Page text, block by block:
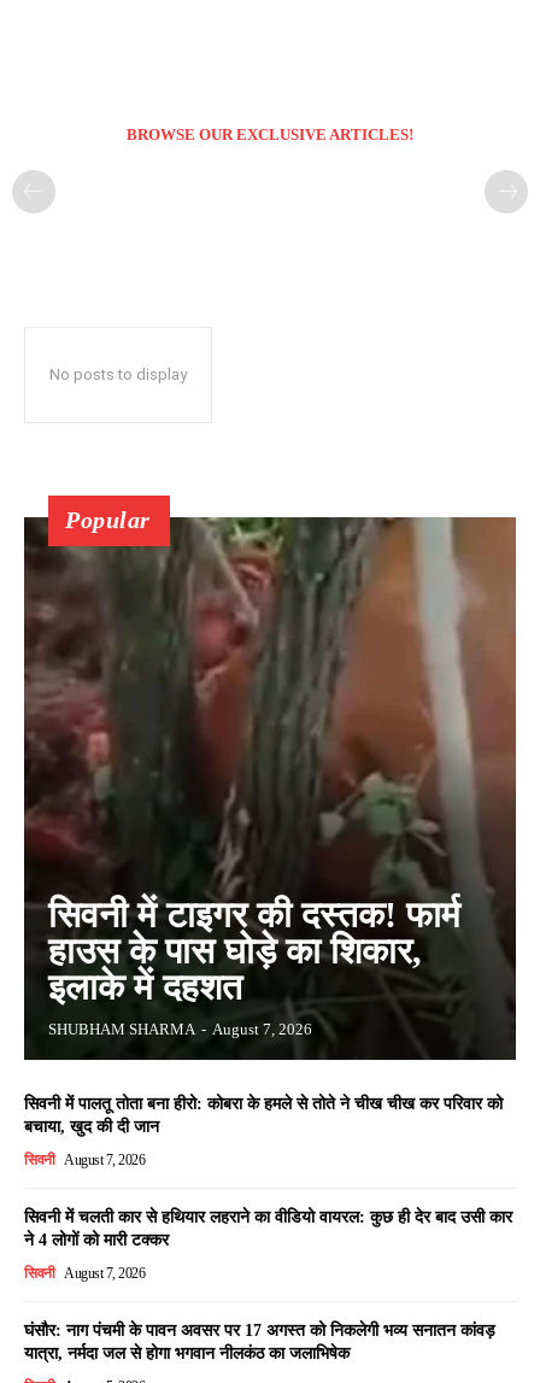
BROWSE OUR EXCLUSIVE ARTICLES!
No posts to display
Popular
सिवनी में टाइगर की दस्तक! फार्म
हाउस के पास घोड़े का शिकार,
इलाके में दहशत
SHUBHAM SHARMA - August 7, 2026
सिवनी में पालतू तोता बना हीरो: कोबरा के हमले से तोते ने चीख चीख कर परिवार को
बचाया, खुद की दी जान
सिवनी August 7, 2026
सिवनी में चलती कार से हथियार लहराने का वीडियो वायरल: कुछ ही देर बाद उसी कार
ने 4 लोगों को मारी टक्कर
सिवनी August 7, 2026
घंसौर: नाग पंचमी के पावन अवसर पर 17 अगस्त को निकलेगी भव्य सनातन कांवड़
यात्रा, नर्मदा जल से होगा भगवान नीलकंठ का जलाभिषेक